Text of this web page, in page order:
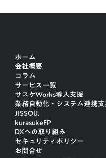
ホーム
会社概要
コラム
サービス一覧
サスケWorks導入支援
業務自動化・システム連携
JISSOU.
kurasukeFP
DXへの取り組み
セキュリティポリシー
お問合せ